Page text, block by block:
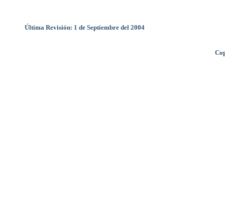
Última Revisión: 1 de Septiembre del 2004